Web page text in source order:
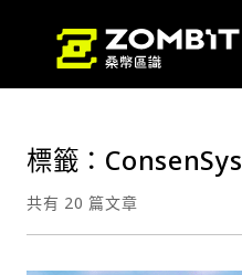
標籤：ConsenSys
共有 20 篇文章